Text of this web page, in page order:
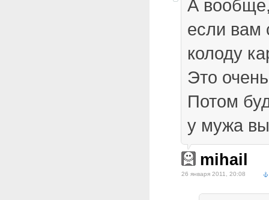
А
если вам
колоду
Это
Потом
у мужа
mihail
26 января 2011, 20:08